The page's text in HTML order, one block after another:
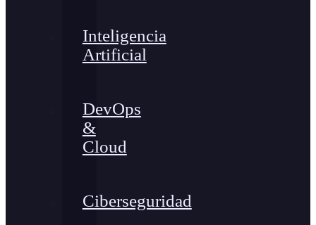
Inteligencia
Artificial
DevOps
&
Cloud
Ciberseguridad